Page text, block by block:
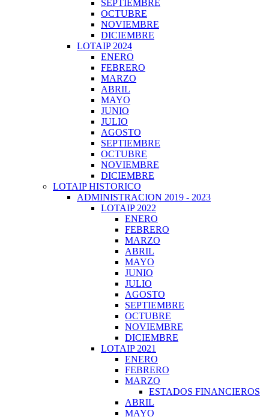
SEPTIEMBRE
OCTUBRE
NOVIEMBRE
DICIEMBRE
LOTAIP 2024
ENERO
FEBRERO
MARZO
ABRIL
MAYO
JUNIO
JULIO
AGOSTO
SEPTIEMBRE
OCTUBRE
NOVIEMBRE
DICIEMBRE
LOTAIP HISTORICO
ADMINISTRACION 2019 - 2023
LOTAIP 2022
ENERO
FEBRERO
MARZO
ABRIL
MAYO
JUNIO
JULIO
AGOSTO
SEPTIEMBRE
OCTUBRE
NOVIEMBRE
DICIEMBRE
LOTAIP 2021
ENERO
FEBRERO
MARZO
ESTADOS FINANCIEROS
ABRIL
MAYO